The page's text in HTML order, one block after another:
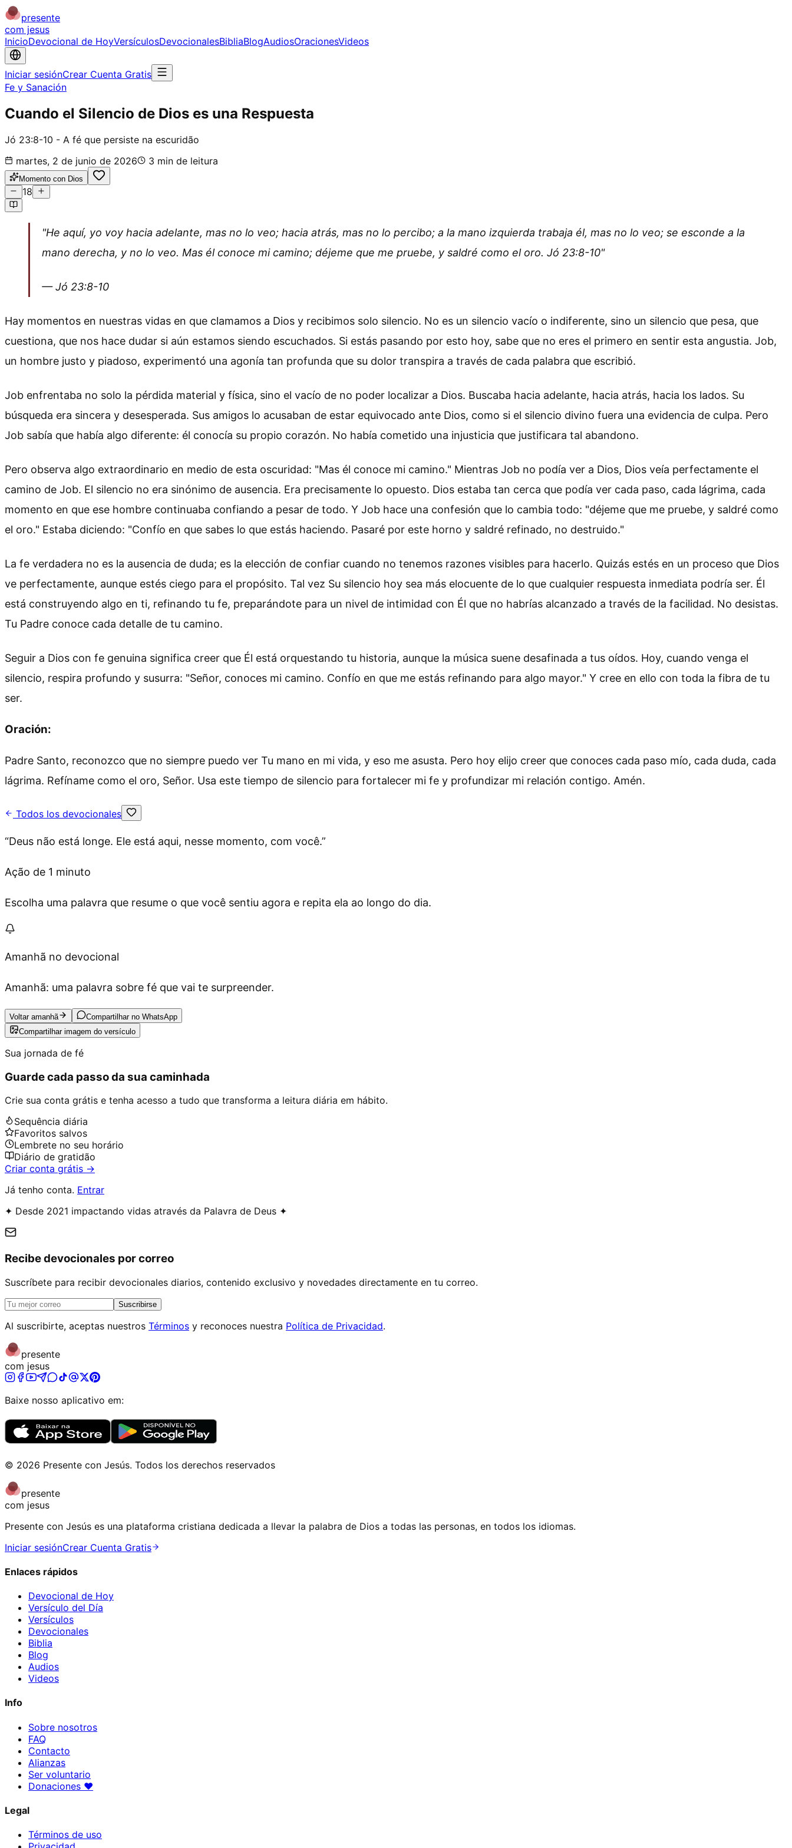
presente
com jesus
InicioDevocional de HoyVersículosDevocionalesBibliaBlogAudiosOracionesVideos
Iniciar sesiónCrear Cuenta Gratis
Fe y Sanación
Cuando el Silencio de Dios es una Respuesta
Jó 23:8-10 - A fé que persiste na escuridão
martes, 2 de junio de 2026
3 min de leitura
Momento con Dios
18
"He aquí, yo voy hacia adelante, mas no lo veo; hacia atrás, mas no lo percibo; a la mano izquierda trabaja él, mas no lo veo; se esconde a la
mano derecha, y no lo veo. Mas él conoce mi camino; déjeme que me pruebe, y saldré como el oro. Jó 23:8-10"
— Jó 23:8-10
Hay momentos en nuestras vidas en que clamamos a Dios y recibimos solo silencio. No es un silencio vacío o indiferente, sino un silencio que pesa, que
cuestiona, que nos hace dudar si aún estamos siendo escuchados. Si estás pasando por esto hoy, sabe que no eres el primero en sentir esta angustia. Job,
un hombre justo y piadoso, experimentó una agonía tan profunda que su dolor transpira a través de cada palabra que escribió.
Job enfrentaba no solo la pérdida material y física, sino el vacío de no poder localizar a Dios. Buscaba hacia adelante, hacia atrás, hacia los lados. Su
búsqueda era sincera y desesperada. Sus amigos lo acusaban de estar equivocado ante Dios, como si el silencio divino fuera una evidencia de culpa. Pero
Job sabía que había algo diferente: él conocía su propio corazón. No había cometido una injusticia que justificara tal abandono.
Pero observa algo extraordinario en medio de esta oscuridad: "Mas él conoce mi camino." Mientras Job no podía ver a Dios, Dios veía perfectamente el
camino de Job. El silencio no era sinónimo de ausencia. Era precisamente lo opuesto. Dios estaba tan cerca que podía ver cada paso, cada lágrima, cada
momento en que ese hombre continuaba confiando a pesar de todo. Y Job hace una confesión que lo cambia todo: "déjeme que me pruebe, y saldré como
el oro." Estaba diciendo: "Confío en que sabes lo que estás haciendo. Pasaré por este horno y saldré refinado, no destruido."
La fe verdadera no es la ausencia de duda; es la elección de confiar cuando no tenemos razones visibles para hacerlo. Quizás estés en un proceso que Dios
ve perfectamente, aunque estés ciego para el propósito. Tal vez Su silencio hoy sea más elocuente de lo que cualquier respuesta inmediata podría ser. Él
está construyendo algo en ti, refinando tu fe, preparándote para un nivel de intimidad con Él que no habrías alcanzado a través de la facilidad. No desistas.
Tu Padre conoce cada detalle de tu camino.
Seguir a Dios con fe genuina significa creer que Él está orquestando tu historia, aunque la música suene desafinada a tus oídos. Hoy, cuando venga el
silencio, respira profundo y susurra: "Señor, conoces mi camino. Confío en que me estás refinando para algo mayor." Y cree en ello con toda la fibra de tu
ser.
Oración:
Padre Santo, reconozco que no siempre puedo ver Tu mano en mi vida, y eso me asusta. Pero hoy elijo creer que conoces cada paso mío, cada duda, cada
lágrima. Refíname como el oro, Señor. Usa este tiempo de silencio para fortalecer mi fe y profundizar mi relación contigo. Amén.
Todos los devocionales
“Deus não está longe. Ele está aqui, nesse momento, com você.”
Ação de 1 minuto
Escolha uma palavra que resume o que você sentiu agora e repita ela ao longo do dia.
Amanhã no devocional
Amanhã: uma palavra sobre fé que vai te surpreender.
Voltar amanhã
Compartilhar no WhatsApp
Compartilhar imagem do versículo
Sua jornada de fé
Guarde cada passo da sua caminhada
Crie sua conta grátis e tenha acesso a tudo que transforma a leitura diária em hábito.
Sequência diária
Favoritos salvos
Lembrete no seu horário
Diário de gratidão
Criar conta grátis →
Já tenho conta. Entrar
✦ Desde 2021 impactando vidas através da Palavra de Deus ✦
Recibe devocionales por correo
Suscríbete para recibir devocionales diarios, contenido exclusivo y novedades directamente en tu correo.
Suscribirse
Al suscribirte, aceptas nuestros Términos y reconoces nuestra Política de Privacidad.
presente
com jesus
Baixe nosso aplicativo em:
© 2026 Presente con Jesús. Todos los derechos reservados
presente
com jesus
Presente con Jesús es una plataforma cristiana dedicada a llevar la palabra de Dios a todas las personas, en todos los idiomas.
Iniciar sesiónCrear Cuenta Gratis
Enlaces rápidos
Devocional de Hoy
Versículo del Día
Versículos
Devocionales
Biblia
Blog
Audios
Videos
Info
Sobre nosotros
FAQ
Contacto
Alianzas
Ser voluntario
Donaciones ♥
Legal
Términos de uso